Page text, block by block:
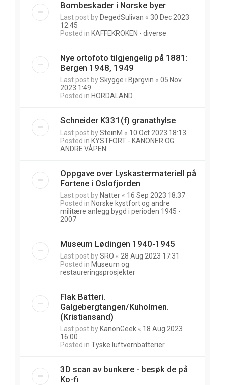
Bombeskader i Norske byer
Last post by DegedSulivan « 30 Dec 2023
12:45
Posted in KAFFEKROKEN - diverse
Nye ortofoto tilgjengelig på 1881:
Bergen 1948, 1949
Last post bySkygge i Bjørgvin « 05 Nov
2023 1:49
Posted in HORDALAND
Schneider K331(f) granathylse
Last post bySteinM « 10 Oct 2023 18:13
Posted in KYSTFORT - KANONER OG
ANDRE VÅPEN
Oppgave over Lyskastermateriell på
Fortene i Oslofjorden
Last post by Natter « 16 Sep 2023 18:37
Posted in Norske kystfort og andre
militære anlegg bygd i perioden 1945 -
2007
Museum Lødingen 1940-1945
Last post bySRO « 28 Aug 2023 17:31
Posted in Museum og
restaureringsprosjekter
Flak Batteri.
Galgebergtangen/Kuholmen.
(Kristiansand)
Last post by KanonGeek « 18 Aug 2023
16:00
Posted in Tyske luftvernbatterier
3D scan av bunkere - besøk de på
Ko-fi